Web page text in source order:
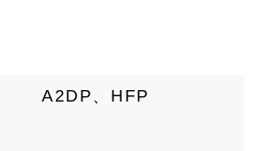
A2DP、HFP